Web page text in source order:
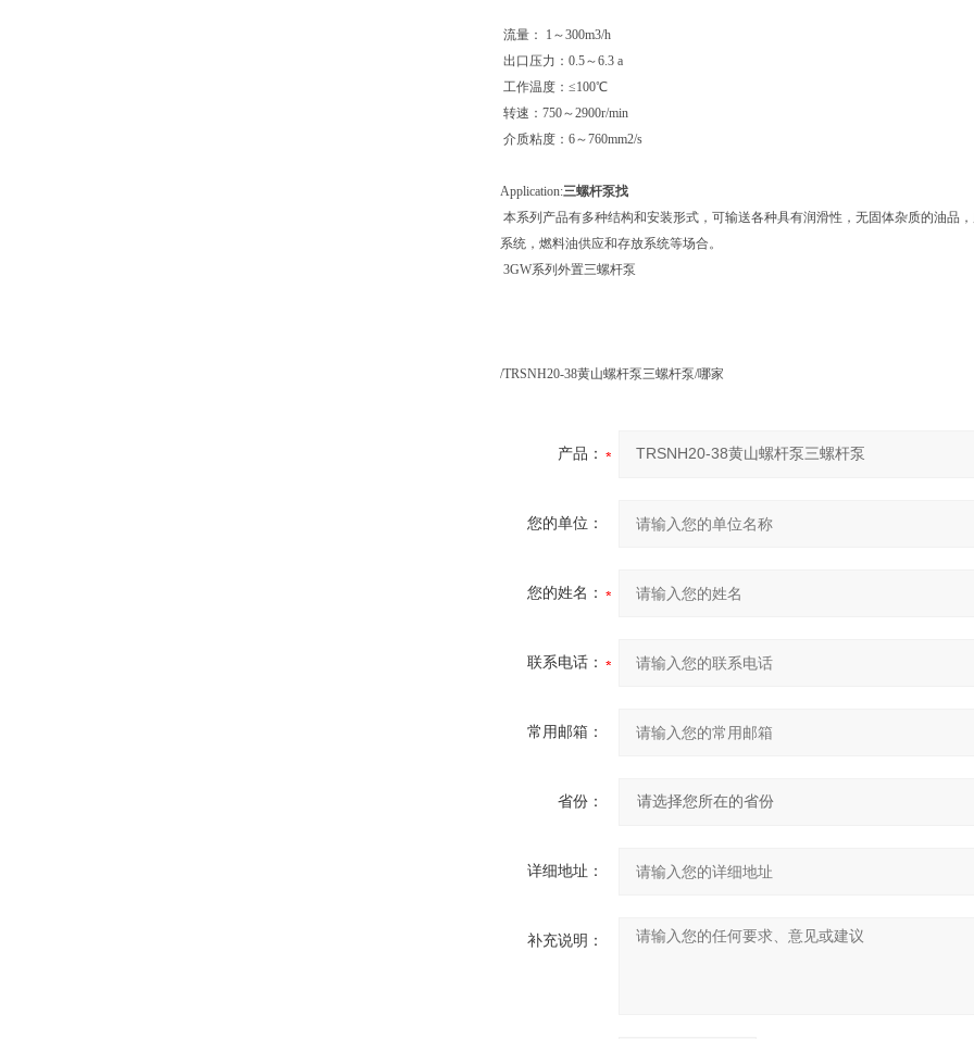
流量： 1～300m3/h
出口压力：0.5～6.3 a
工作温度：≤100℃
转速：750～2900r/min
介质粘度：6～760mm2/s
Application:三螺杆泵找
本系列产品有多种结构和安装形式，可输送各种具有润滑性，无固体杂质的油品
系统，燃料油供应和存放系统等场合。
3GW系列外置三螺杆泵
/TRSNH20-38黄山螺杆泵三螺杆泵/哪家
产品：
您的单位：
您的姓名：
联系电话：
常用邮箱：
省份：
详细地址：
补充说明：